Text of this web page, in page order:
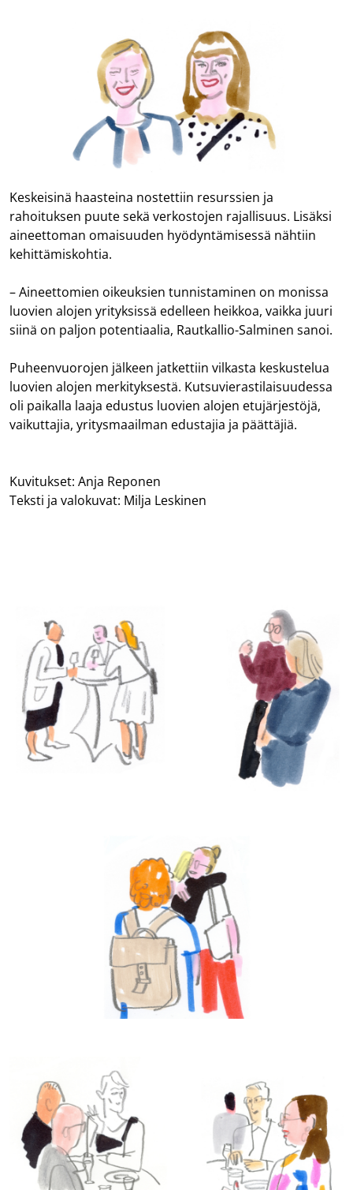
Keskeisinä haasteina nostettiin resurssien ja
rahoituksen puute sekä verkostojen rajallisuus. Lisäksi
aineettoman omaisuuden hyödyntämisessä nähtiin
kehittämiskohtia.
– Aineettomien oikeuksien tunnistaminen on monissa
luovien alojen yrityksissä edelleen heikkoa, vaikka juuri
siinä on paljon potentiaalia, Rautkallio-Salminen sanoi.
Puheenvuorojen jälkeen jatkettiin vilkasta keskustelua
luovien alojen merkityksestä. Kutsuvierastilaisuudessa
oli paikalla laaja edustus luovien alojen etujärjestöjä,
vaikuttajia, yritysmaailman edustajia ja päättäjiä.
Kuvitukset: Anja Reponen
Teksti ja valokuvat: Milja Leskinen